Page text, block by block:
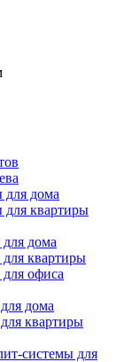
для дома
для квартиры
дома
квартиры
офиса
дома
квартиры
системы для